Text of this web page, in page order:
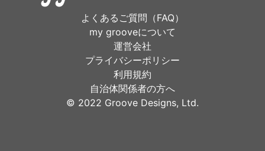
よくあるご質問（FAQ）
my grooveについて
運営会社
プライバシーポリシー
利用規約
自治体関係者の方へ
©︎ 2022 Groove Designs, Ltd.